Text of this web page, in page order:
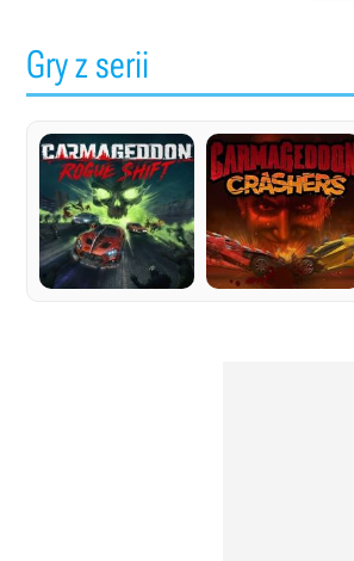
Gry z serii